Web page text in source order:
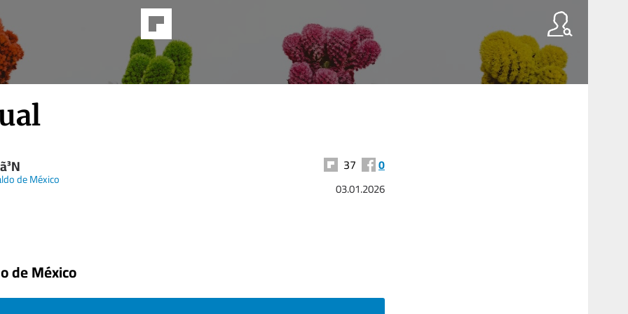
de México
37 0
03.01.2026
de México